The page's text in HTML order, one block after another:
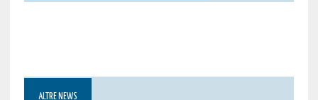
ALTRE NEWS